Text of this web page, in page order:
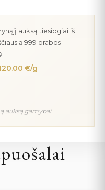
auksą tiesiogiai iš
999 prabos
€/g
auksą gamybai.